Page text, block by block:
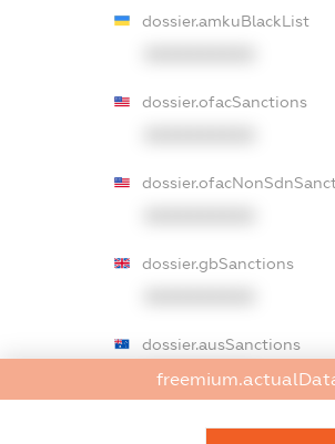
dossier.amkuBlackList
dossier.ofacSanctions
dossier.gbSanctions
dossier.ausSanctions
XXXXXXXXXX
dossier.euSanctions